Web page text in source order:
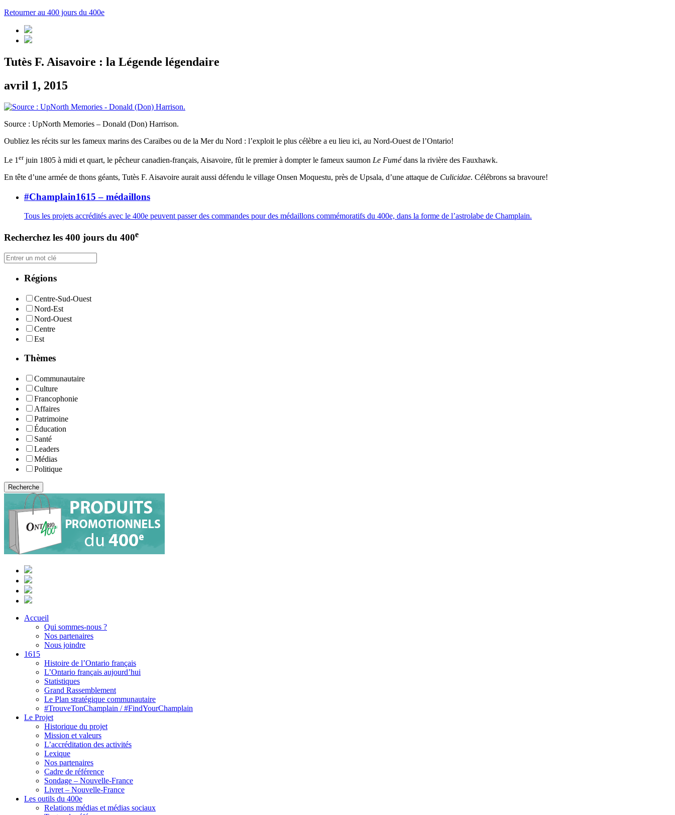
Retourner au 400 jours du 400e
Tutès F. Aisavoire : la Légende légendaire
avril 1, 2015
Source : UpNorth Memories – Donald (Don) Harrison.
Oubliez les récits sur les fameux marins des Caraïbes ou de la Mer du Nord : l’exploit le plus célèbre a eu lieu ici, au Nord-Ouest de l’Ontario!
Le 1 erjuin 1805 à midi et quart, le pêcheur canadien-français, Aisavoire, fût le premier à dompter le fameux saumon Le Fumédans la rivière des Fauxhawk.
En tête d’une armée de thons géants, Tutès F. Aisavoire aurait aussi défendu le village Onsen Moquestu, près de Upsala, d’une attaque de Culicidae. Célébrons sa bravoure!
#Champlain1615 – médaillons
Tous les projets accrédités avec le 400e peuvent passer des commandes pour des médaillons commémoratifs du 400e, dans la forme de l’astrolabe de Champlain.
Recherchez les 400 jours du 400e
Régions
Centre-Sud-Ouest
Nord-Est
Nord-Ouest
Centre
Est
Thèmes
Communautaire
Culture
Francophonie
Affaires
Patrimoine
Éducation
Santé
Leaders
Médias
Politique
Accueil
Qui sommes-nous ?
Nos partenaires
Nous joindre
1615
Histoire de l’Ontario français
L’Ontario français aujourd’hui
Statistiques
Grand Rassemblement
Le Plan stratégique communautaire
#TrouveTonChamplain / #FindYourChamplain
Le Projet
Historique du projet
Mission et valeurs
L’accréditation des activités
Lexique
Nos partenaires
Cadre de référence
Sondage – Nouvelle-France
Livret – Nouvelle-France
Les outils du 400e
Relations médias et médias sociaux